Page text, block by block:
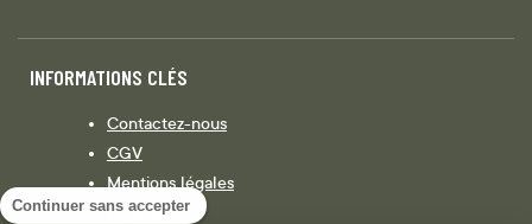
Continuer sans accepter
INFORMATIONS CLÉS
Contactez-nous
CGV
Mentions légales
Législation